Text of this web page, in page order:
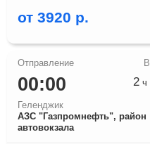
от 3920 р.
00:00
Геленджик
АЗС "Газпромнефть", район
автовокзала
2 ч